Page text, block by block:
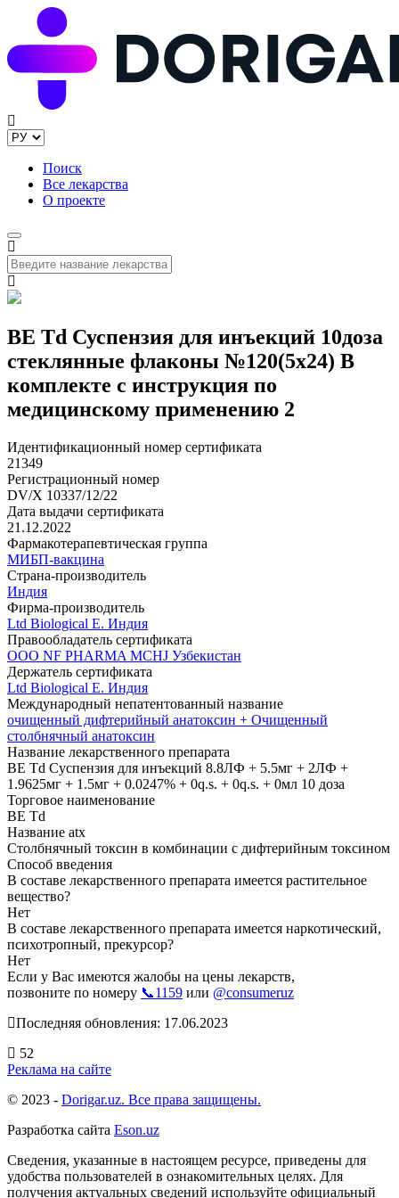
Поиск
Все лекарства
О проекте
BE Td Суспензия для инъекций 10доза
стеклянные флаконы №120(5x24) В
комплекте с инструкция по
медицинскому применению 2
Идентификационный номер сертификата
21349
Регистрационный номер
DV/X 10337/12/22
Дата выдачи сертификата
21.12.2022
Фармакотерапевтическая группа
МИБП-вакцина
Страна-производитель
Индия
Фирма-производитель
Ltd Biological E. Индия
Правообладатель сертификата
ООО NF PHARMA MCHJ Узбекистан
Держатель сертификата
Ltd Biological E. Индия
Международный непатентованный название
очищенный дифтерийный анатоксин + Очищенный
столбнячный анатоксин
Название лекарственного препарата
BE Td Суспензия для инъекций 8.8ЛФ + 5.5мг + 2ЛФ +
1.9625мг + 1.5мг + 0.0247% + 0q.s. + 0q.s. + 0мл 10 доза
Торговое наименование
BE Td
Название atx
Столбнячный токсин в комбинации с дифтерийным токсином
Способ введения
В составе лекарственного препарата имеется растительное
вещество?
Нет
В составе лекарственного препарата имеется наркотический,
психотропный, прекурсор?
Нет
Если у Вас имеются жалобы на цены лекарств,
позвоните по номеру 📞1159 или @consumeruz
Последняя обновления: 17.06.2023
52
Реклама на сайте
© 2023 - Dorigar.uz. Все права защищены.
Разработка сайта Eson.uz
Сведения, указанные в настоящем ресурсе, приведены для
удобства пользователей в ознакомительных целях. Для
получения актуальных сведений используйте официальный